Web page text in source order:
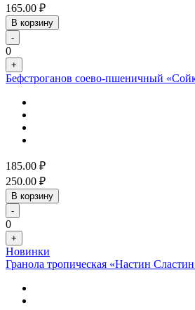
165.00 ₽
В корзину
-
0
+
Бефстроганов соево-пшеничный
185.00 ₽
250.00 ₽
В корзину
-
0
+
Новинки
Гранола тропическая «Настин